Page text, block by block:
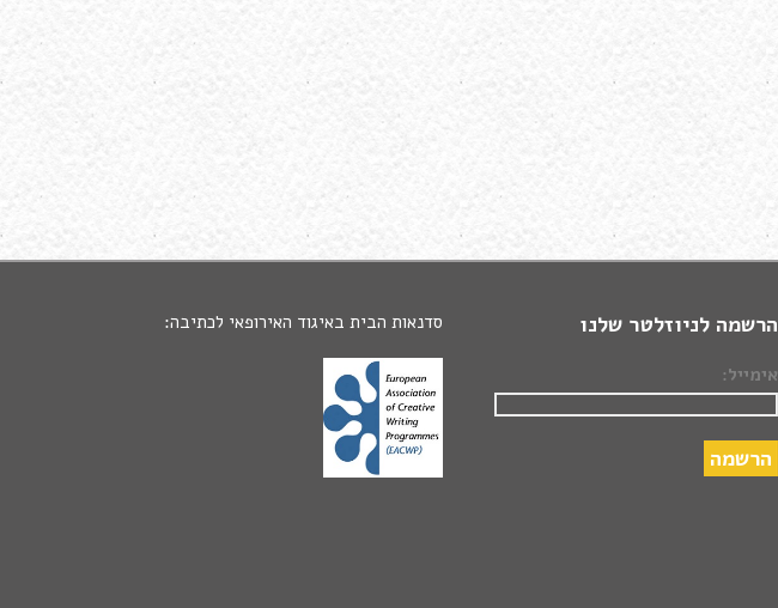
סדנאות הבית באיגוד האירופאי לכתיבה: הרשמה לניוזלטר שלנו
אימייל: